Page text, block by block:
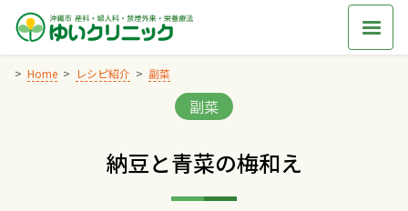
Skip
content
Home レシピ紹介 副菜
Categories:
副菜
納豆と青菜の梅和え